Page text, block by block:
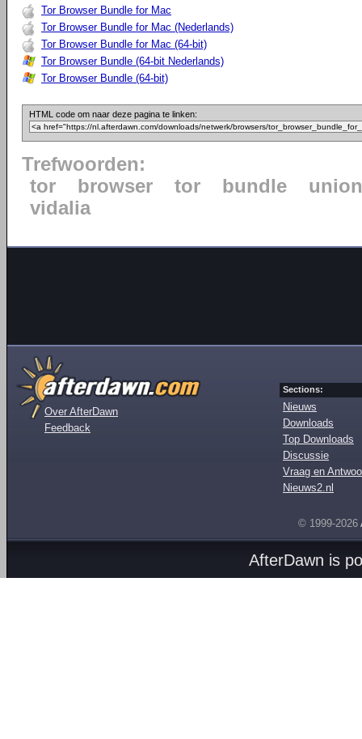
Tor Browser Bundle for Mac
Tor Browser Bundle for Mac (Nederlands)
Tor Browser Bundle for Mac (64-bit)
Tor Browser Bundle (64-bit Nederlands)
Tor Browser Bundle (64-bit)
HTML code om naar deze pagina te linken:
Trefwoorden:
tor
browser tor bundle
union
vidalia
Over AfterDawn
Feedback
Sections:
Nieuws
Downloads
Top Downloads
Discussie
Vraag en
Nieuws2.nl
© 1999-2026
AfterDawn is